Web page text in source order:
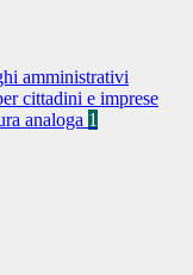
amministrativi
cittadini e imprese
analoga 1